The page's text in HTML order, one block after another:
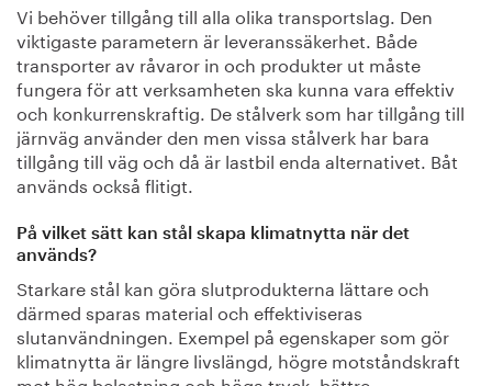
Vi behöver tillgång till alla olika transportslag. Den
viktigaste parametern är leveranssäkerhet. Både
transporter av råvaror in och produkter ut måste
fungera för att verksamheten ska kunna vara effektiv
och konkurrenskraftig. De stålverk som har tillgång till
järnväg använder den men vissa stålverk har bara
tillgång till väg och då är lastbil enda alternativet. Båt
används också flitigt.
På vilket sätt kan stål skapa klimatnytta när det
används?
Starkare stål kan göra slutprodukterna lättare och
därmed sparas material och effektiviseras
slutanvändningen. Exempel på egenskaper som gör
klimatnytta är längre livslängd, högre motståndskraft